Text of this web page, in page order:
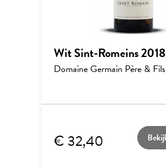
Wit Sint-Romeins 2018
Domaine Germain Père & Fils
€ 32,40